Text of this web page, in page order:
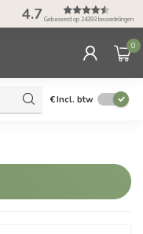
Tel: ma-do tot
17.00 uur
4.7 Gebaseerd op 24393 beoordelingen
0
€Incl. btw